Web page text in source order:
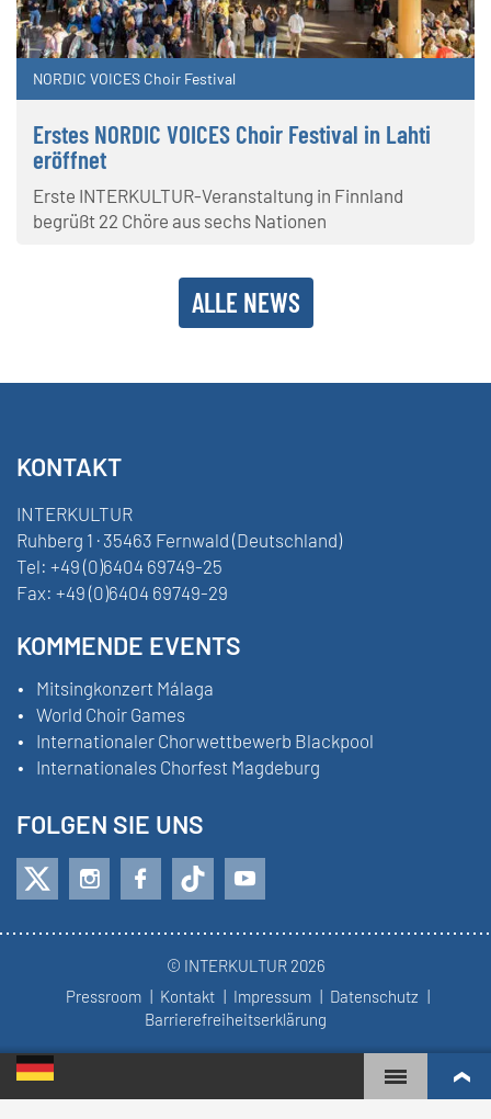
NORDIC VOICES Choir Festival
Erstes NORDIC VOICES Choir Festival in Lahti
eröffnet
Erste INTERKULTUR-Veranstaltung in Finnland
begrüßt 22 Chöre aus sechs Nationen
ALLE NEWS
KONTAKT
INTERKULTUR
Ruhberg 1 · 35463 Fernwald (Deutschland)
Tel: +49 (0)6404 69749-25
Fax: +49 (0)6404 69749-29
KOMMENDE EVENTS
Mitsingkonzert Málaga
World Choir Games
Internationaler Chorwettbewerb Blackpool
Internationales Chorfest Magdeburg
FOLGEN SIE UNS
© INTERKULTUR 2026
Pressroom
Kontakt Impressum
Datenschutz
Barrierefreiheitserklärung
WORLD CHOIR GAMES